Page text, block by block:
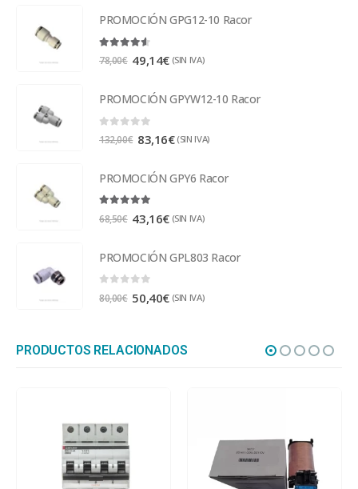
PROMOCIÓN GPG12-10 Racor
4.50out of 5
78,00€ 49,14€ (SIN IVA)
PROMOCIÓN GPYW12-10 Racor
132,00€ 83,16€ (SIN IVA)
PROMOCIÓN GPY6 Racor
68,50€ 43,16€ (SIN IVA)
PROMOCIÓN GPL803 Racor
80,00€ 50,40€ (SIN IVA)
PRODUCTOS RELACIONADOS